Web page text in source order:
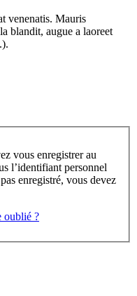
venenatis. Mauris
blandit, augue a laoreet
oublié ?